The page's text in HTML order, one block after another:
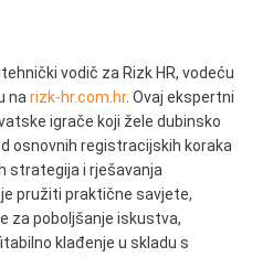
vodič za Rizk HR, vodeću
na rizk-hr.com.hr. Ovaj ekspertni
igrače koji žele dubinsko
osnovnih registracijskih koraka
strategija i rješavanja
pružiti praktične savjete,
za poboljšanje iskustva,
klađenje u skladu s